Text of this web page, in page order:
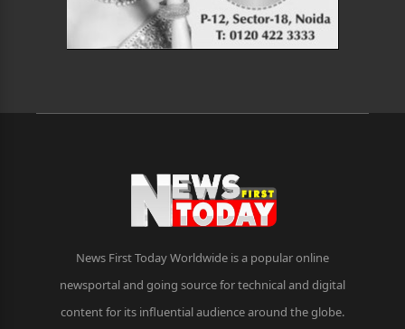
News First Today Worldwide is a popular online
newsportal and going source for technical and digital
content for its influential audience around the globe.